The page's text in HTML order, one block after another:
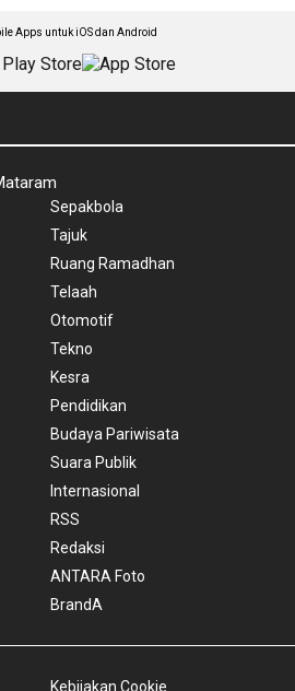
Apps untuk iOS dan Android
Sepakbola
Tajuk
Ruang Ramadhan
Telaah
Otomotif
Tekno
Kesra
Pendidikan
Budaya Pariwisata
Suara Publik
Internasional
RSS
Redaksi
ANTARA Foto
BrandA
Kebijakan Cookie